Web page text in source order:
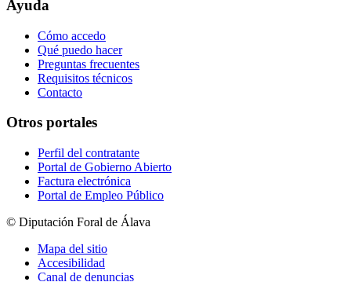
Ayuda
Cómo accedo
Qué puedo hacer
Preguntas frecuentes
Requisitos técnicos
Contacto
Otros portales
Perfil del contratante
Portal de Gobierno Abierto
Factura electrónica
Portal de Empleo Público
© Diputación Foral de Álava
Mapa del sitio
Accesibilidad
Canal de denuncias